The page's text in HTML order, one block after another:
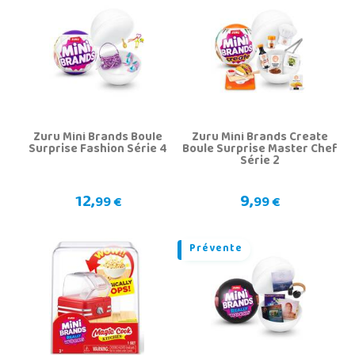
Zuru Mini Brands Boule
Surprise Fashion Série 4
12,99 €
Zuru Mini Brands Create
Boule Surprise Master Chef
Série 2
9,99 €
Prévente